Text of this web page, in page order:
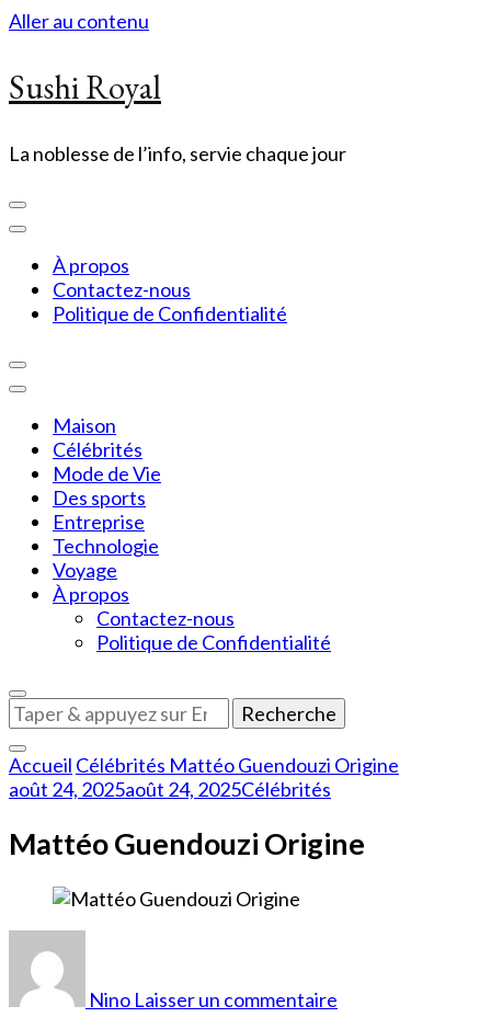
Aller au contenu
Sushi Royal
La noblesse de l’info, servie chaque jour
À propos
Contactez-nous
Politique de Confidentialité
Maison
Célébrités
Mode de Vie
Des sports
Entreprise
Technologie
Voyage
À propos
Contactez-nous
Politique de Confidentialité
Vous
recherchiez
quelque
chose
?
Accueil Célébrités Mattéo Guendouzi Origine
août 24, 2025août 24, 2025Célébrités
Mattéo Guendouzi Origine
Nino Laisser un commentaire
Origine